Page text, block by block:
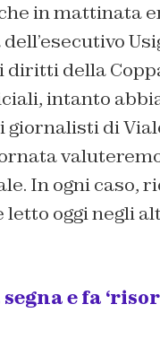
in mattinata
della
intanto
giornalisti di
In ogni caso,
oggi negli
e fa